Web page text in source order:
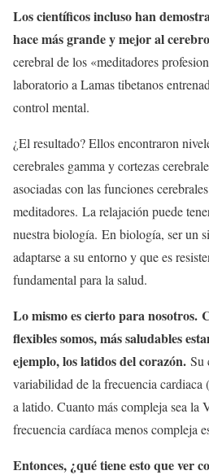
Los científicos incluso han
hace más grande y mejor al
cerebral de los «meditadores
laboratorio a Lamas tibetanos
control mental.
¿El resultado? Ellos encontraron
cerebrales gamma y cortezas
asociadas con las funciones
meditadores. La relajación puede
nuestra biología. En biología, ser un
adaptarse a su entorno y que es
fundamental para la salud.
Lo mismo es cierto para nosotros.
flexibles somos, más saludables
ejemplo, los latidos del corazón. Su
variabilidad de la frecuencia
a latido. Cuanto más compleja sea la
frecuencia cardíaca menos compleja
Entonces, ¿qué tiene esto que ver